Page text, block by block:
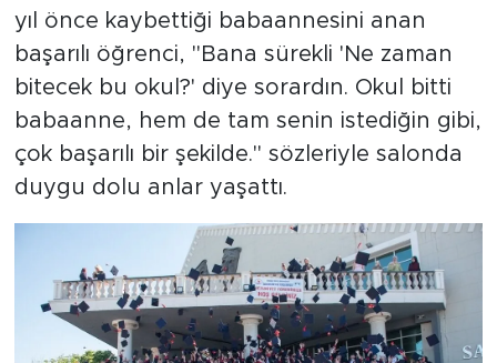
yıl önce kaybettiği babaannesini anan
başarılı öğrenci, "Bana sürekli 'Ne zaman
bitecek bu okul?' diye sorardın. Okul bitti
babaanne, hem de tam senin istediğin gibi,
çok başarılı bir şekilde." sözleriyle salonda
duygu dolu anlar yaşattı.